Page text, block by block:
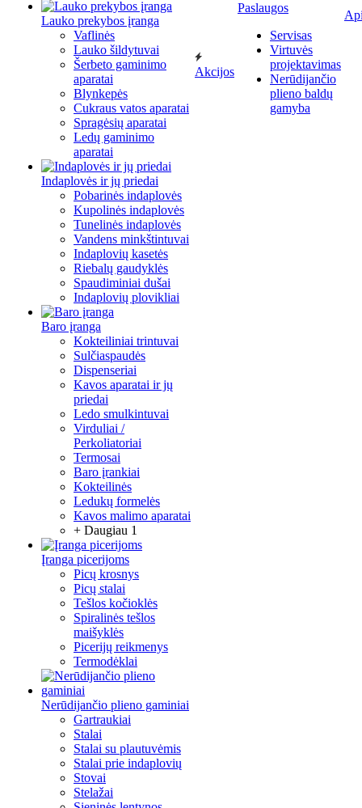
Lauko prekybos įranga
Vaflinės
Lauko šildytuvai
Šerbeto gaminimo
aparatai
Blynkepės
Cukraus vatos aparatai
Spragėsių aparatai
Ledų gaminimo
aparatai
Indaplovės ir jų priedai
Pobarinės indaplovės
Kupolinės indaplovės
Tunelinės indaplovės
Vandens minkštintuvai
Indaplovių kasetės
Riebalų gaudyklės
Spaudiminiai dušai
Indaplovių plovikliai
Baro įranga
Kokteiliniai trintuvai
Sulčiaspaudės
Dispenseriai
Kavos aparatai ir jų
priedai
Ledo smulkintuvai
Virduliai /
Perkoliatoriai
Termosai
Baro įrankiai
Kokteilinės
Ledukų formelės
Kavos malimo aparatai
+ Daugiau 1
Įranga picerijoms
Picų krosnys
Picų stalai
Tešlos kočioklės
Spiralinės tešlos
maišyklės
Picerijų reikmenys
Termodėklai
Nerūdijančio plieno gaminiai
Gartraukiai
Stalai
Stalai su plautuvėmis
Stalai prie indaplovių
Stovai
Stelažai
Akcijos
Paslaugos
Servisas
Virtuvės
projektavimas
Nerūdijančio
plieno baldų
gamyba